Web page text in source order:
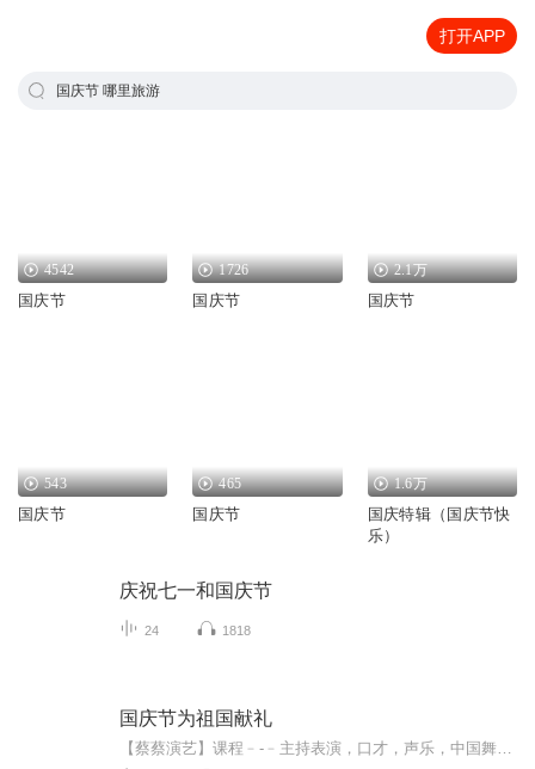
打开APP
国庆节 哪里旅游
4542
国庆节
1726
国庆节
2.1万
国庆节
543
国庆节
465
国庆节
1.6万
国庆特辑（国庆节快
乐）
庆祝七一和国庆节
24 1818
国庆节为祖国献礼